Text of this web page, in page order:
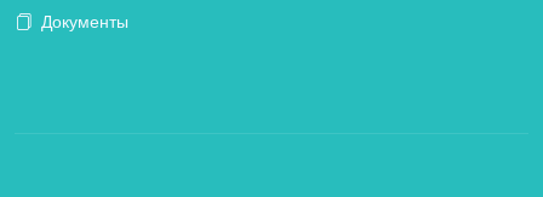
Документы